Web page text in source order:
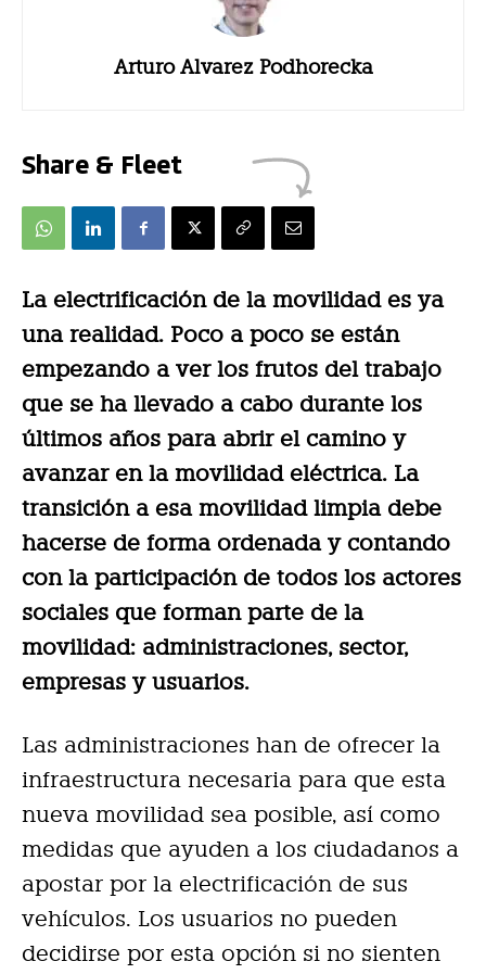
Arturo Alvarez Podhorecka
Share & Fleet
La electrificación de la movilidad es ya
una realidad. Poco a poco se están
empezando a ver los frutos del trabajo
que se ha llevado a cabo durante los
últimos años para abrir el camino y
avanzar en la movilidad eléctrica. La
transición a esa movilidad limpia debe
hacerse de forma ordenada y contando
con la participación de todos los actores
sociales que forman parte de la
movilidad: administraciones, sector,
empresas y usuarios.
Las administraciones han de ofrecer la
infraestructura necesaria para que esta
nueva movilidad sea posible, así como
medidas que ayuden a los ciudadanos a
apostar por la electrificación de sus
vehículos. Los usuarios no pueden
decidirse por esta opción si no sienten